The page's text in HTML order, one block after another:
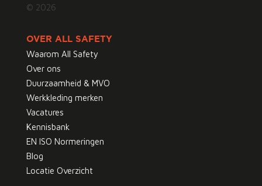
© 2026
OVER ALL SAFETY
Waarom All Safety
Over ons
Duurzaamheid & MVO
Werkkleding merken
Vacatures
Kennisbank
EN ISO Normeringen
Blog
Locatie Overzicht